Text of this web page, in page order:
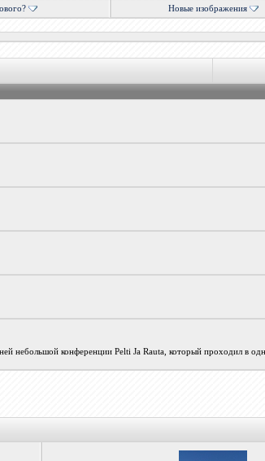
Новые изображения
небольшой конференции Pelti Ja Rauta, который проходил в